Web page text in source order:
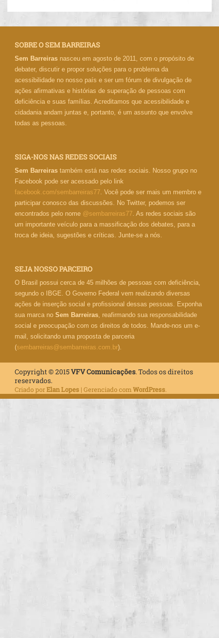
SOBRE O SEM BARREIRAS
Sem Barreiras nasceu em agosto de 2011, com o propósito de
debater, discutir e propor soluções para o problema da
acessibilidade no nosso país e ser um fórum de divulgação de
ações afirmativas e histórias de superação de pessoas com
deficiência e suas famílias. Acreditamos que acessibilidade e
cidadania andam juntas e, portanto, é um assunto que envolve
todas as pessoas.
SIGA-NOS NAS REDES SOCIAIS
Sem Barreiras também está nas redes sociais. Nosso grupo no
Facebook pode ser acessado pelo link
facebook.com/sembarreiras77. Você pode ser mais um membro e
participar conosco das discussões. No Twitter, podemos ser
encontrados pelo nome @sembarreiras77. As redes sociais são
um importante veículo para a massificação dos debates, para a
troca de ideia, sugestões e críticas. Junte-se a nós.
SEJA NOSSO PARCEIRO
O Brasil possui cerca de 45 milhões de pessoas com deficiência,
segundo o IBGE. O Governo Federal vem realizando diversas
ações de inserção social e profissional dessas pessoas. Exponha
sua marca no Sem Barreiras, reafirmando sua responsabilidade
social e preocupação com os direitos de todos. Mande-nos um e-
mail, solicitando uma proposta de parceria
(sembarreiras@sembarreiras.com.br).
Copyright © 2015VFV Comunicações. Todos os direitos
reservados.
Criado porElan Lopes | Gerenciado comWordPress.